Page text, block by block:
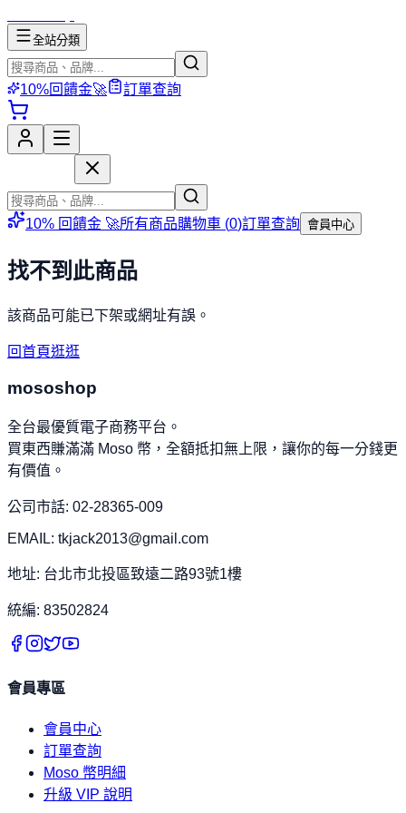
全站分類
10%回饋金🚀 訂單查詢
10% 回饋金 🚀所有商品購物車 (0)訂單查詢 會員中心
找不到此商品
該商品可能已下架或網址有誤。
回首頁逛逛
mososhop
全台最優質電子商務平台。
買東西賺滿滿 Moso 幣，全額抵扣無上限，讓你的每一分錢更
有價值。
公司市話: 02-28365-009
EMAIL: tkjack2013@gmail.com
地址: 台北市北投區致遠二路93號1樓
統編: 83502824
會員專區
會員中心
訂單查詢
Moso 幣明細
升級 VIP 說明